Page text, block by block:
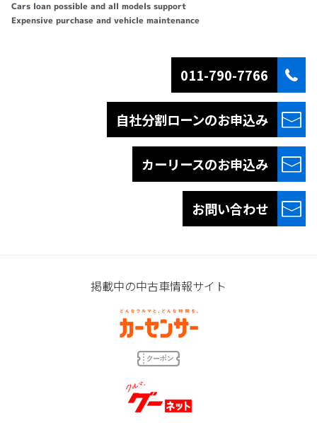
Cars loan possible and all models support
Expensive purchase and vehicle maintenance
011-790-7766
自社分割ローンのお申込み
カーリースのお申込み
お問い合わせ
掲載中の中古車情報サイト